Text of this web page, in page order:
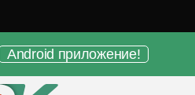
Android приложение!